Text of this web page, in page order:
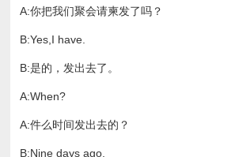
A:你把我们聚会请柬发了吗？
B:Yes,I have.
B:是的，发出去了。
A:When?
A:件么时间发出去的？
B:Nine days ago.